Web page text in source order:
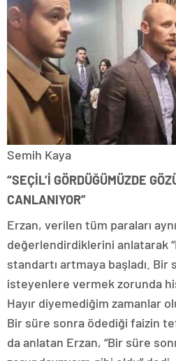
Semih Kaya
“SEÇİL’İ GÖRDÜĞÜMÜZDE
CANLANIYOR”
Erzan, verilen tüm paraları
değerlendirdiklerini anlatarak
standartı artmaya başladı.
isteyenlere vermek zorunda
Hayır diyemediğim zamanlar
Bir süre sonra ödediği faizin
da anlatan Erzan, “Bir süre